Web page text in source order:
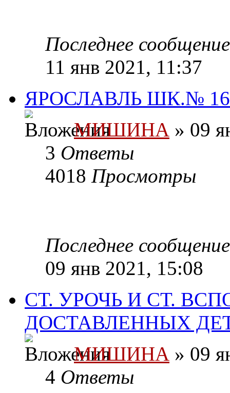
Последнее
11 янв 2021, 11:37
ЯРОСЛАВЛЬ ШК.№
МИШИНА » 09
3 Ответы
4018 Просмотры
Последнее
09 янв 2021, 15:08
СТ. УРОЧЬ И СТ.
ДОСТАВЛЕННЫХ
МИШИНА » 09
4 Ответы